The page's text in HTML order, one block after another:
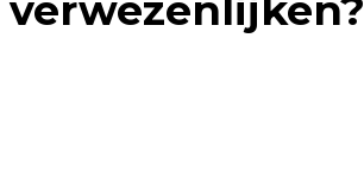
verwezenlijken?